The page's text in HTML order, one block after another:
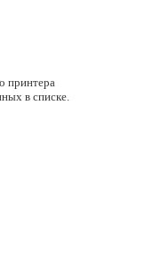
принтера
в списке.